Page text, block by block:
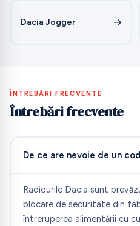
Dacia Jogger
ÎNTREBĂRI FRECVENTE
Întrebări frecvente
De ce are nevoie de un
Radiourile Dacia sunt
blocare de securitate din
întreruperea alimentării cu